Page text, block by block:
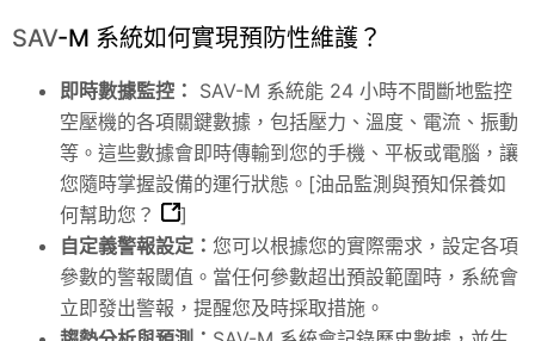
SAV-M 系統如何實現預防性維護？
即時數據監控： SAV-M 系統能 24 小時不間斷地監控
空壓機的各項關鍵數據，包括壓力、溫度、電流、振動
等。這些數據會即時傳輸到您的手機、平板或電腦，讓
您隨時掌握設備的運行狀態。[油品監測與預知保養如
何幫助您？
]
自定義警報設定： 您可以根據您的實際需求，設定各項
參數的警報閾值。當任何參數超出預設範圍時，系統會
立即發出警報，提醒您及時採取措施。